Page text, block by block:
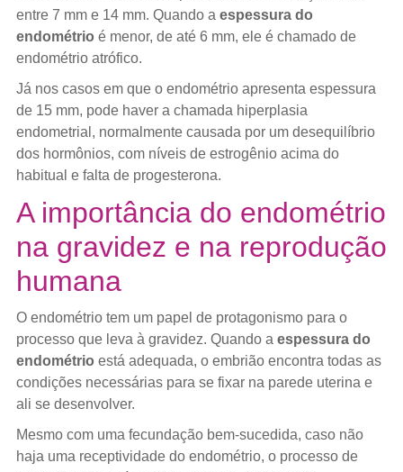
entre 7 mm e 14 mm. Quando a espessura do
endométrio é menor, de até 6 mm, ele é chamado de
endométrio atrófico.
Já nos casos em que o endométrio apresenta espessura
de 15 mm, pode haver a chamada hiperplasia
endometrial, normalmente causada por um desequilíbrio
dos hormônios, com níveis de estrogênio acima do
habitual e falta de progesterona.
A importância do endométrio
na gravidez e na reprodução
humana
O endométrio tem um papel de protagonismo para o
processo que leva à gravidez. Quando a espessura do
endométrio está adequada, o embrião encontra todas as
condições necessárias para se fixar na parede uterina e
ali se desenvolver.
Mesmo com uma fecundação bem-sucedida, caso não
haja uma receptividade do endométrio, o processo de